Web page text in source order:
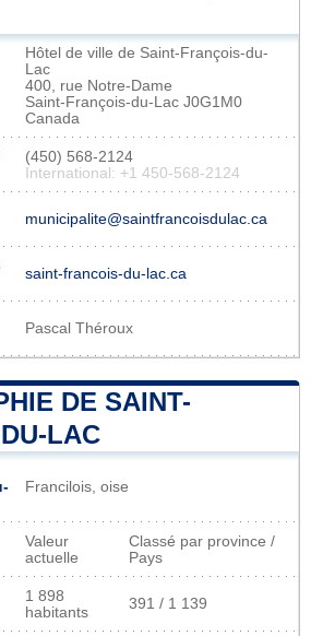
Hôtel de ville de Saint-François-du-
Lac
400, rue Notre-Dame
Saint-François-du-Lac J0G1M0
Canada
(450) 568-2124
International: +1 450-568-2124
municipalite@saintfrancoisdulac.ca
saint-francois-du-lac.ca
Pascal Théroux
DE SAINT-
LAC
Francilois, oise
Valeur
actuelle
Classé par province /
Pays
1 898
habitants
391 / 1 139